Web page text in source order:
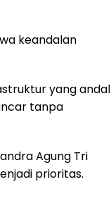
keandalan
yang andal
tanpa
Agung Tri
prioritas.